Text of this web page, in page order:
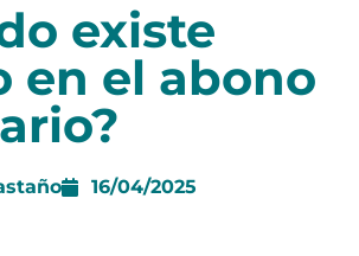
existe
en el abono
16/04/2025